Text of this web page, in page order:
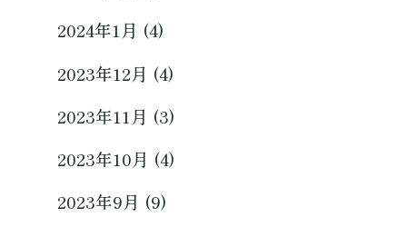
2024年1月 (4)
2023年12月 (4)
2023年11月 (3)
2023年10月 (4)
2023年9月 (9)